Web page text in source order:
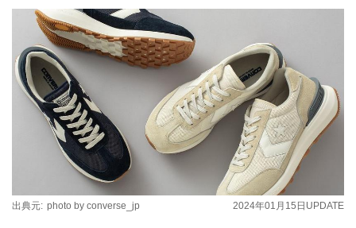
2024年01月15日 UPDATE
出典元: photo by converse_jp